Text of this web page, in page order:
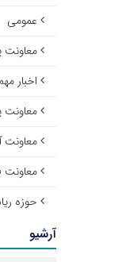
عمومی
معاونت
اخبار
معاونت
معاونت
حوزه
آرشیو